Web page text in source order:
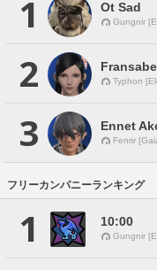
1 Ot Sad
Gungnir
2 Typhon
3 Ennet
Fenrir
フリーカンパニーランキング
1 10:00
Gungnir